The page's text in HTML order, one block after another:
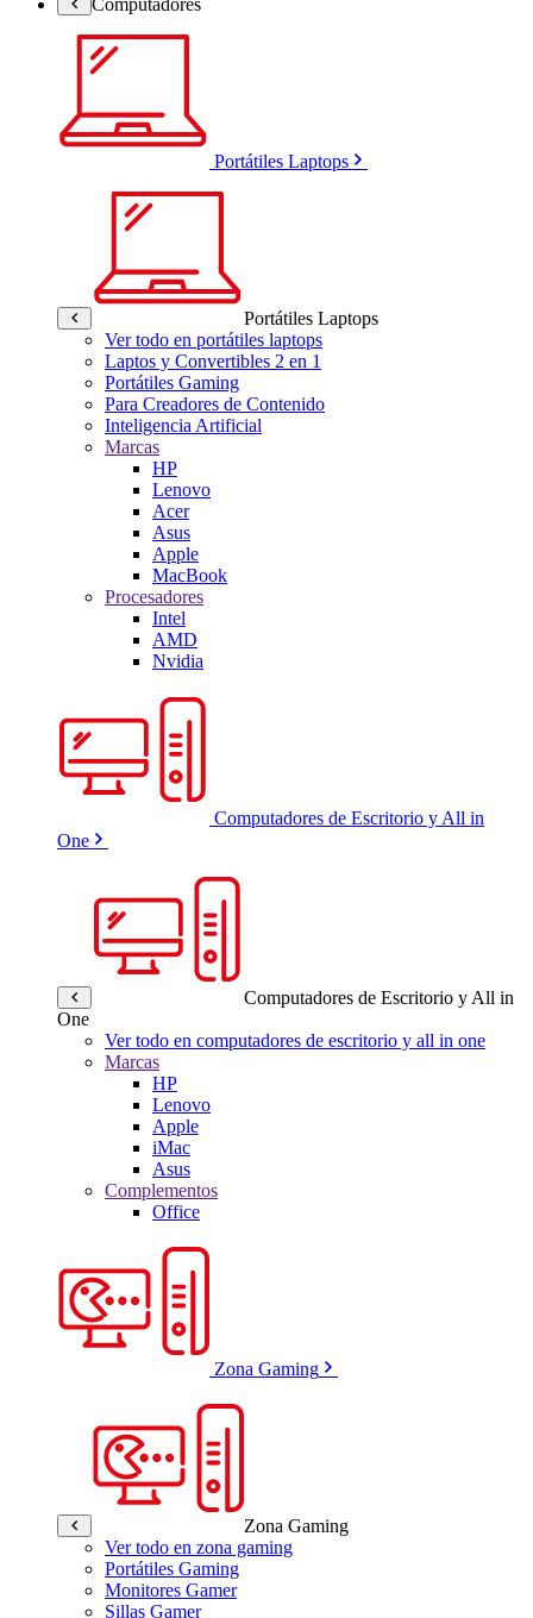
Portátiles Laptops
Portátiles Laptops
Ver todo en portátiles laptops
Laptos y Convertibles 2 en 1
Portátiles Gaming
Para Creadores de Contenido
Inteligencia Artificial
Marcas
HP
Lenovo
Acer
Asus
Apple
MacBook
Procesadores
Intel
AMD
Nvidia
Computadores de Escritorio y All in
One
Computadores de Escritorio y All in
One
Ver todo en computadores de escritorio y all in one
Marcas
HP
Lenovo
Apple
iMac
Asus
Complementos
Office
Zona Gaming
Zona Gaming
Ver todo en zona gaming
Portátiles Gaming
Monitores Gamer
Sillas Gamer